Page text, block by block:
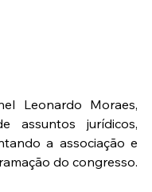
Leonardo Moraes,
assuntos jurídicos,
a associação e
do congresso.